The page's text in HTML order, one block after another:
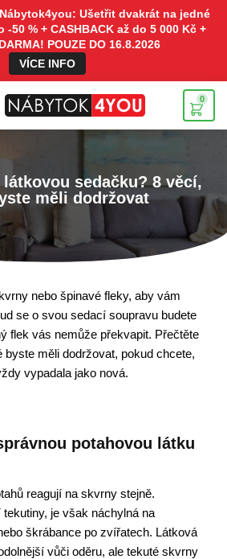
Nábytok4you: Ušetřit dvakrát na jedné
50 % + CASHBACK až do 5 000 Kč +
POUZE DO 16.8.2026
VÍCE INFO
0
sedačku? 8 věcí,
měli dodržovat
nebo špinavé fleky, aby vám
se o svou sedací soupravu budete
flek vás nemůže překvapit. Přečtěte
byste měli dodržovat, pokud chcete,
vypadala jako nová.
potahovou látku
reagují na skvrny stejně.
je však náchylná na
škrábance po zvířatech. Látková
vůči oděru, ale tekuté skvrny